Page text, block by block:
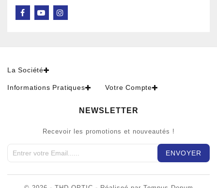
La Société
Informations Pratiques Votre Compte
NEWSLETTER
Recevoir les promotions et nouveautés !